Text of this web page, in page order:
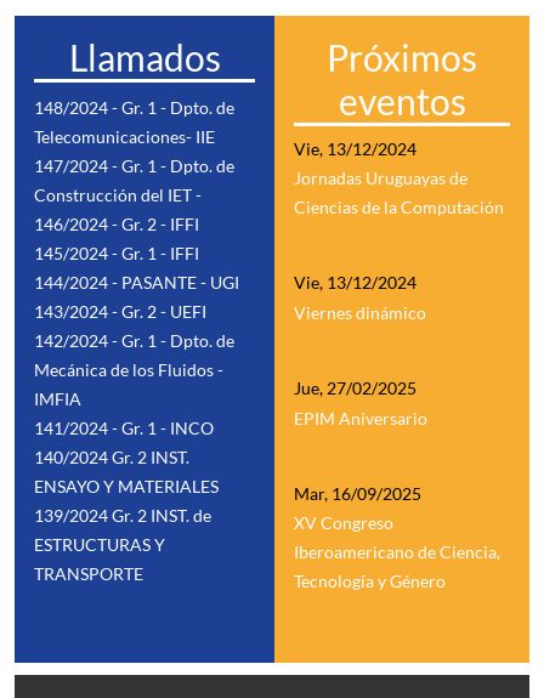
Llamados
148/2024 - Gr. 1 - Dpto. de
Telecomunicaciones- IIE
147/2024 - Gr. 1 - Dpto. de
Construcción del IET -
146/2024 - Gr. 2 - IFFI
145/2024 - Gr. 1 - IFFI
144/2024 - PASANTE - UGI
143/2024 - Gr. 2 - UEFI
142/2024 - Gr. 1 - Dpto. de
Mecánica de los Fluidos -
IMFIA
141/2024 - Gr. 1 - INCO
140/2024 Gr. 2 INST.
ENSAYO Y MATERIALES
139/2024 Gr. 2 INST. de
ESTRUCTURAS Y
TRANSPORTE
Próximos
eventos
Vie, 13/12/2024
Jornadas Uruguayas de
Ciencias de la Computación
Vie, 13/12/2024
Viernes dinámico
Jue, 27/02/2025
EPIM Aniversario
Mar, 16/09/2025
XV Congreso
Iberoamericano de Ciencia,
Tecnología y Género